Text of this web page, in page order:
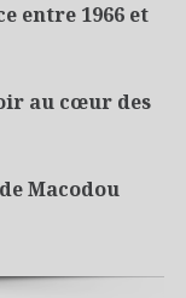
entre 1966 et
au cœur des
Macodou